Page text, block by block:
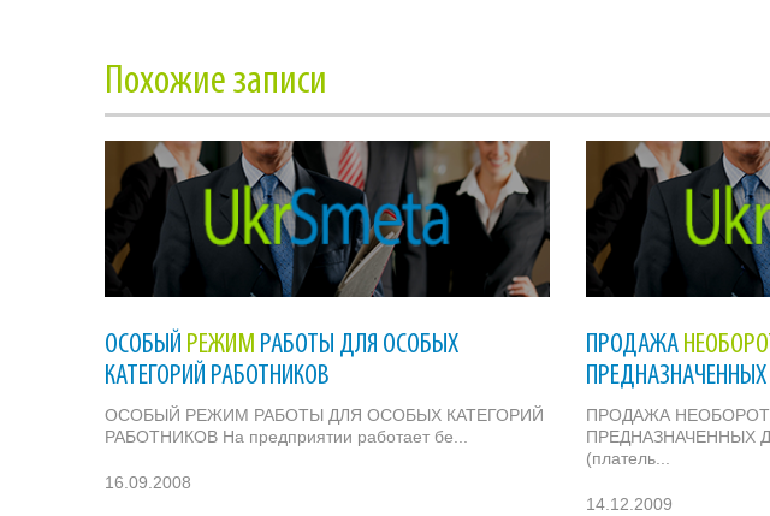
Похожие записи
ОСОБЫЙ РЕЖИМ РАБОТЫ ДЛЯ ОСОБЫХ
КАТЕГОРИЙ РАБОТНИКОВ
ОСОБЫЙ РЕЖИМ РАБОТЫ ДЛЯ ОСОБЫХ КАТЕГОРИЙ
РАБОТНИКОВ На предприятии работает бе...
16.09.2008
ПРОДАЖА
ПРОДАЖА
ПРЕДНАЗНАЧЕННЫХ
(платель...
14.12.2009